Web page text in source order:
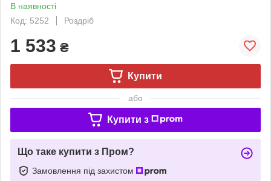
В наявності
Код: 5252
Роздріб
1 533 ₴
Купити
або
Купити з
Що таке купити з Пром?
Замовлення під захистом